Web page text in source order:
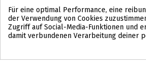
Für eine optimal Performance, eine
der Verwendung von Cookies
Zugriff auf Social-Media-Funktionen und
damit verbundenen Verarbeitung deiner